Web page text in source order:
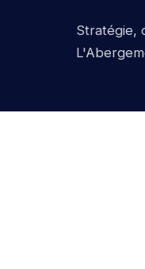
Stratégie,